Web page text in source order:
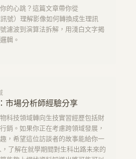
的心跳？這篇文章帶你從
號）理解影像如何轉換成生理訊
濾波到演算法拆解，用淺白文字揭
輯。
市場分析師經驗分享
科技領域轉向生技實習經歷包括財
銷。如果你正在考慮跨領域發展，
，希望這位訪談者的故事能給你一
了解在就學期間對生科出路未來的